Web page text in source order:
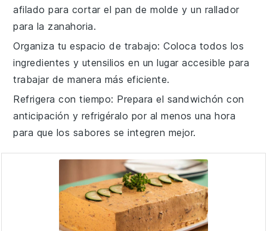
afilado para cortar el pan de molde y un rallador
para la zanahoria.
Organiza tu espacio de trabajo: Coloca todos los
ingredientes y utensilios en un lugar accesible para
trabajar de manera más eficiente.
Refrigera con tiempo: Prepara el sandwichón con
anticipación y refrigéralo por al menos una hora
para que los sabores se integren mejor.